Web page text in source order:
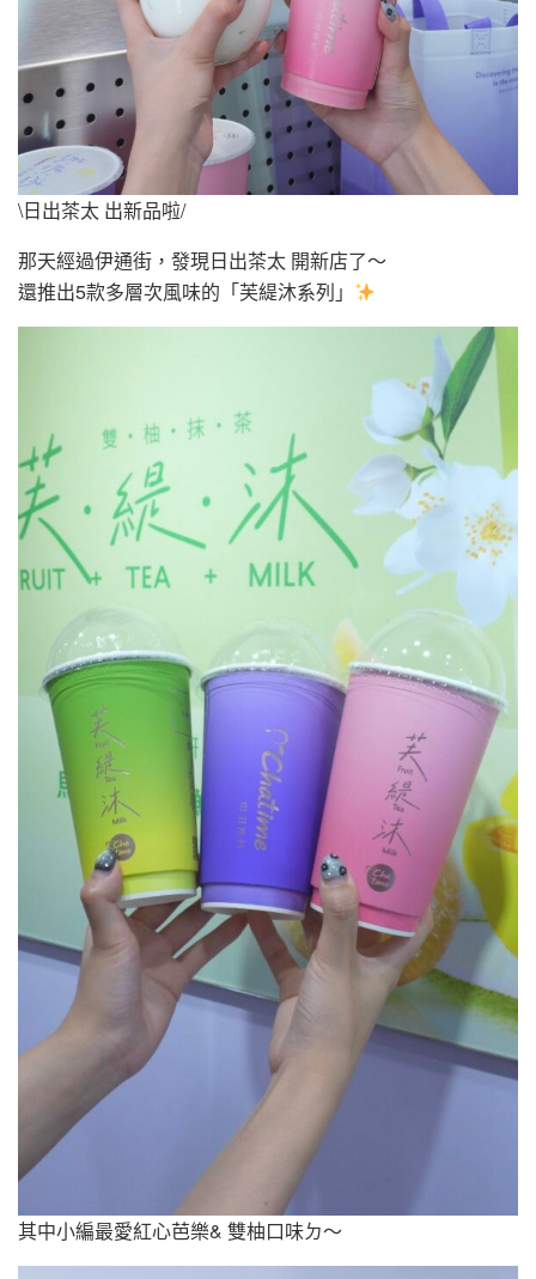
\日出茶太 出新品啦/
那天經過伊通街，發現日出茶太 開新店了～
還推出5款多層次風味的「芙緹沐系列」
其中小編最愛紅心芭樂& 雙柚口味ㄉ～